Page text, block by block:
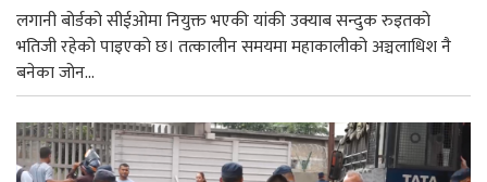
लगानी बोर्डको सीईओमा नियुक्त भएकी यांकी उक्याब सन्दुक रुइतको
भतिजी रहेको पाइएको छ। तत्कालीन समयमा महाकालीको अञ्चलाधिश नै
बनेका जोन...